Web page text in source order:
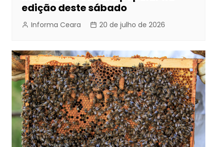
edição deste sábado
Informa Ceara 20 de julho de 2026